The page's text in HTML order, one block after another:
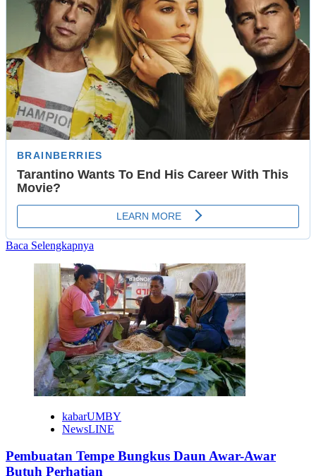
Baca Selengkapnya
about
KKN
80
UMBY
Beri
Psikoedukasi
Pola
Asuh
di
Srumbung
kabarUMBY
NewsLINE
Pembuatan Tempe Bungkus Daun Awar-Awar
Butuh Perhatian